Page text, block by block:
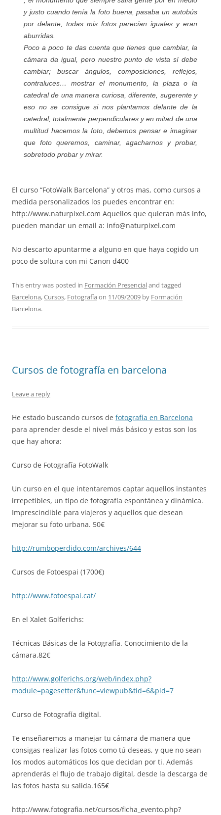
y justo cuando tenía la foto buena, pasaba un autobús
por delante, todas mis fotos parecían iguales y eran
aburridas.
Poco a poco te das cuenta que tienes que cambiar, la
cámara da igual, pero nuestro punto de vista sí debe
cambiar; buscar ángulos, composiciones, reflejos,
contraluces… mostrar el monumento, la plaza o la
catedral de una manera curiosa, diferente, sugerente y
eso no se consigue si nos plantamos delante de la
catedral, totalmente perpendiculares y en mitad de una
multitud hacemos la foto, debemos pensar e imaginar
que foto queremos, caminar, agacharnos y probar,
sobretodo probar y mirar.
El curso “FotoWalk Barcelona” y otros mas, como cursos a
medida personalizados los puedes encontrar en:
http://www.naturpixel.com Aquellos que quieran más info,
pueden mandar un email a: info@naturpixel.com
No descarto apuntarme a alguno en que haya cogido un
poco de soltura con mi Canon d400
This entry was posted in Formación Presencialand tagged
Barcelona,Cursos, Fotografía on 11/09/2009 by Formación
Barcelona.
Cursos de fotografía en barcelona
Leave a reply
He estado buscando cursos de fotografía en Barcelona
para aprender desde el nivel más básico y estos son los
que hay ahora:
Curso de Fotografía FotoWalk
Un curso en el que intentaremos captar aquellos instantes
irrepetibles, un tipo de fotografía espontánea y dinámica.
Imprescindible para viajeros y aquellos que desean
mejorar su foto urbana. 50€
http://rumboperdido.com/archives/644
Cursos de Fotoespai (1700€)
http://www.fotoespai.cat/
En el Xalet Golferichs:
Técnicas Básicas de la Fotografía. Conocimiento de la
cámara.82€
http://www.golferichs.org/web/index.php?
module=pagesetter&func=viewpub&tid=6&pid=7
Curso de Fotografía digital.
Te enseñaremos a manejar tu cámara de manera que
consigas realizar las fotos como tú deseas, y que no sean
los modos automáticos los que decidan por ti. Además
aprenderás el flujo de trabajo digital, desde la descarga de
las fotos hasta su salida.165€
http://www.fotografia.net/cursos/ficha_evento.php?